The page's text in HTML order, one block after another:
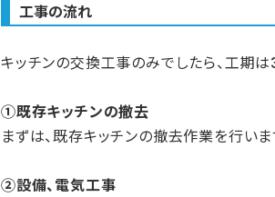
工事の流れ
キッチンの交換工事のみでしたら、工期
①既存キッチンの撤去
まずは、既存キッチンの撤去作業を行いま
②設備、電気工事